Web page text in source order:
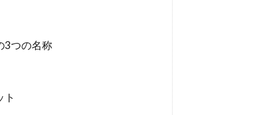
3つの名称
ト